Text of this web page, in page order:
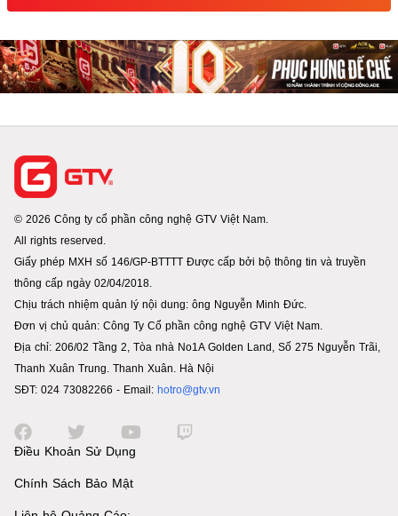
© 2026 Công ty cổ phần công nghệ GTV Việt Nam.
All rights reserved.
Giấy phép MXH số 146/GP-BTTTT Được cấp bởi bộ thông tin và truyền
thông cấp ngày 02/04/2018.
Chịu trách nhiệm quản lý nội dung: ông Nguyễn Minh Đức.
Đơn vị chủ quản: Công Ty Cổ phần công nghệ GTV Việt Nam.
Địa chỉ: 206/02 Tầng 2, Tòa nhà No1A Golden Land, Số 275 Nguyễn Trãi,
Thanh Xuân Trung. Thanh Xuân. Hà Nội
SĐT: 024 73082266 - Email: hotro@gtv.vn
Điều Khoản Sử Dụng
Chính Sách Bảo Mật